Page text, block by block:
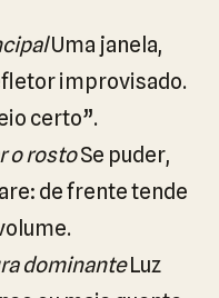
Uma janela,
improvisado.
certo”.
o rostoSe puder,
de frente tende
dominanteLuz